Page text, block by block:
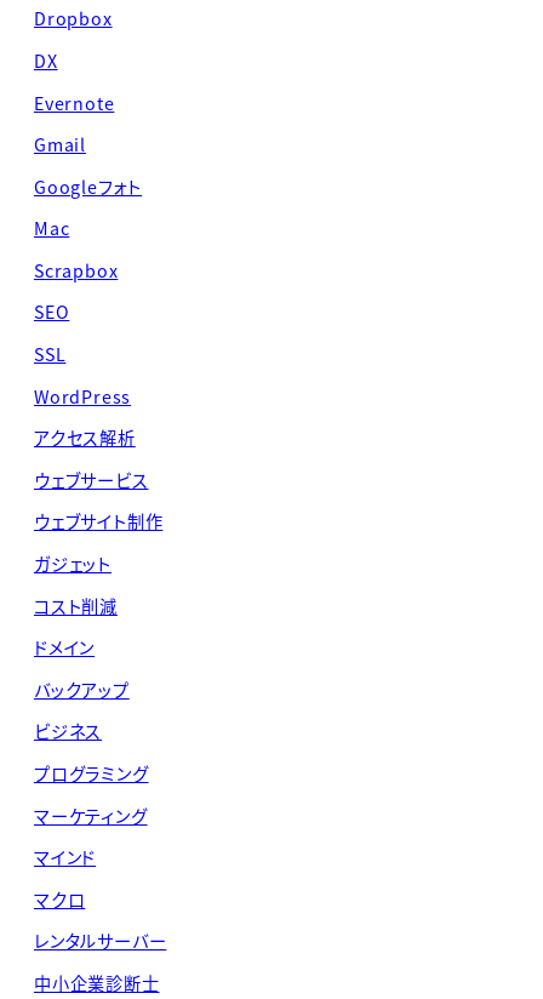
Dropbox
DX
Evernote
Gmail
Googleフォト
Mac
Scrapbox
SEO
SSL
WordPress
アクセス解析
ウェブサービス
ウェブサイト制作
ガジェット
コスト削減
ドメイン
バックアップ
ビジネス
プログラミング
マーケティング
マインド
マクロ
レンタルサーバー
中小企業診断士